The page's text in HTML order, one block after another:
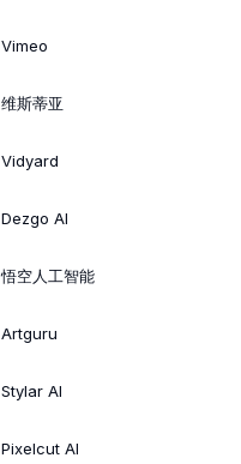
Vimeo
维斯蒂亚
Vidyard
Dezgo AI
悟空人工智能
Artguru
Stylar AI
Pixelcut AI